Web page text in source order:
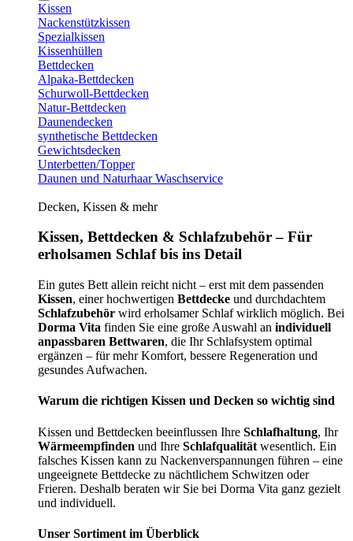
Kissen
Nackenstützkissen
Spezialkissen
Kissenhüllen
Bettdecken
Alpaka-Bettdecken
Schurwoll-Bettdecken
Natur-Bettdecken
Daunendecken
synthetische Bettdecken
Gewichtsdecken
Unterbetten/Topper
Daunen und Naturhaar Waschservice
Decken, Kissen & mehr
Kissen, Bettdecken & Schlafzubehör – Für
erholsamen Schlaf bis ins Detail
Ein gutes Bett allein reicht nicht – erst mit dem passenden
Kissen, einer hochwertigen Bettdecke und durchdachtem
Schlafzubehör wird erholsamer Schlaf wirklich möglich. Bei
Dorma Vita finden Sie eine große Auswahl an individuell
anpassbaren Bettwaren, die Ihr Schlafsystem optimal
ergänzen – für mehr Komfort, bessere Regeneration und
gesundes Aufwachen.
Warum die richtigen Kissen und Decken so wichtig sind
Kissen und Bettdecken beeinflussen Ihre Schlafhaltung, Ihr
Wärmeempfinden und Ihre Schlafqualität wesentlich. Ein
falsches Kissen kann zu Nackenverspannungen führen – eine
ungeeignete Bettdecke zu nächtlichem Schwitzen oder
Frieren. Deshalb beraten wir Sie bei Dorma Vita ganz gezielt
und individuell.
Unser Sortiment im Überblick